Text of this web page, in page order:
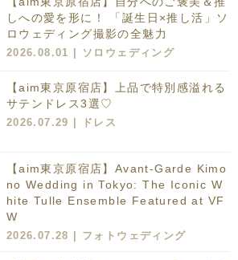
しへの愛を形に！ 「誕生日×推し活」ソ
ロウェディング撮影の全魅力
2026.08.01 | ソロウェディング
【aim東京原宿店】上品で特別感溢れる
サテンドレス3選♡
2026.07.29 | ドレス
【aim東京原宿店】Avant-Garde Kimo
no Wedding in Tokyo: The Iconic W
hite Tulle Ensemble Featured at VF
W
2026.07.28 | フォトウェディング